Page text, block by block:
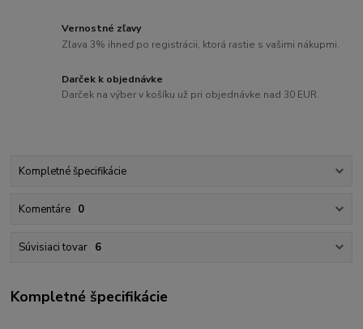
Vernostné zľavy
Zľava 3% ihneď po registrácii, ktorá rastie s vašimi nákupmi.
Darček k objednávke
Darček na výber v košíku už pri objednávke nad 30 EUR.
Kompletné špecifikácie
Komentáre 0
Súvisiaci tovar 6
Kompletné špecifikácie